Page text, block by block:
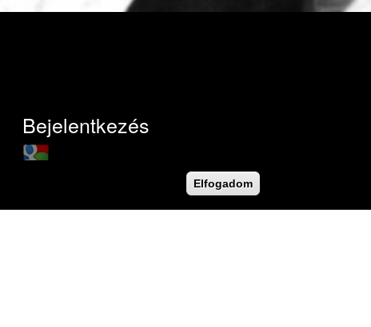
Bejelentkezés
Login with Google
Elfogadom